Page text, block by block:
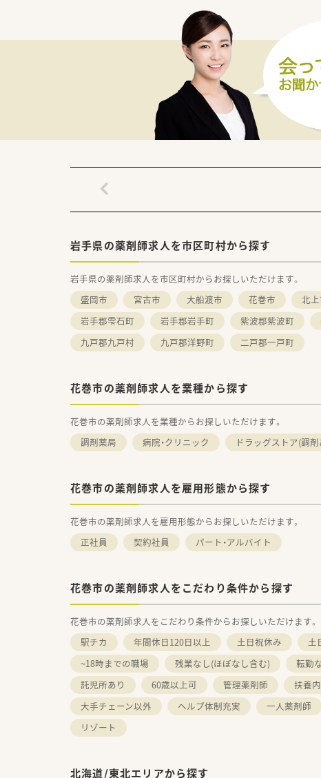
・・＊ ここが魅力ポイント ＊・・
1.【2021年に「いわて女性活躍認
『地域の総合的な医療と福祉を担
てきた結果、認定を得ることが出来
施設内に託児所もあることから、
男性女性問わず、長くご活躍い
2.【多職種の従業員とも交流がありま
院内委員会があるため、カンフ
●病院薬剤師に挑戦してみたい方
●多職種の方々と関わってお仕事し
岩手県の薬剤師求人を市区町村から探す
岩手県の薬剤師求人を市区町村からお探しいただけます。
盛岡市
宮古市 大船渡市 花巻市 北
岩手郡雫石町
岩手郡岩手町 紫波郡紫波町
九戸郡九戸村
九戸郡洋野町 二戸郡一戸町
花巻市の薬剤師求人を業種から探す
花巻市の薬剤師求人を業種からお探しいただけます。
調剤薬局
病院・クリニック ドラッグストア(調
花巻市の薬剤師求人を雇用形態から探す
花巻市の薬剤師求人を雇用形態からお探しいただけます。
正社員
契約社員 パート・アルバイト
花巻市の薬剤師求人をこだわり条件から探す
花巻市の薬剤師求人をこだわり条件からお探しいただけます。
駅チカ
年間休日120日以上 土日祝休み 土
~18時までの職場
残業なし(ほぼなし含む) 転勤
託児所あり
60歳以上可 管理薬剤師 扶養
大手チェーン以外
ヘルプ体制充実 一人薬剤師
リゾート
北海道/東北エリアから探す